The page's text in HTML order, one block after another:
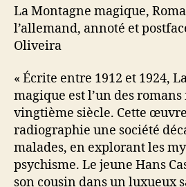
La Montagne magique,
l’allemand, annoté et
Oliveira
« Écrite entre 1912 et 1924,
magique est l’un des
vingtième siècle. Cette
radiographie une société
malades, en explorant les
psychisme. Le jeune Hans
son cousin dans un luxueux